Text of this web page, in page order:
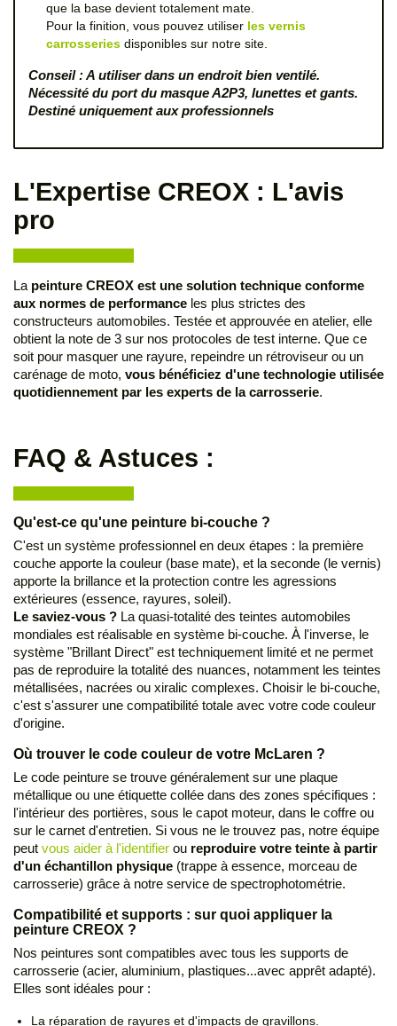
que la base devient totalement mate.
Pour la finition, vous pouvez utiliser les vernis
carrosseries disponibles sur notre site.
Conseil : A utiliser dans un endroit bien ventilé.
Nécessité du port du masque A2P3, lunettes et gants.
Destiné uniquement aux professionnels
L'Expertise CREOX : L'avis
pro
La peinture CREOX est une solution technique conforme
aux normes de performance les plus strictes des
constructeurs automobiles. Testée et approuvée en atelier, elle
obtient la note de 3 sur nos protocoles de test interne. Que ce
soit pour masquer une rayure, repeindre un rétroviseur ou un
carénage de moto, vous bénéficiez d'une technologie utilisée
quotidiennement par les experts de la carrosserie.
FAQ & Astuces :
Qu'est-ce qu'une peinture bi-couche ?
C'est un système professionnel en deux étapes : la première
couche apporte la couleur (base mate), et la seconde (le vernis)
apporte la brillance et la protection contre les agressions
extérieures (essence, rayures, soleil).
Le saviez-vous ? La quasi-totalité des teintes automobiles
mondiales est réalisable en système bi-couche. À l'inverse, le
système "Brillant Direct" est techniquement limité et ne permet
pas de reproduire la totalité des nuances, notamment les teintes
métallisées, nacrées ou xiralic complexes. Choisir le bi-couche,
c'est s'assurer une compatibilité totale avec votre code couleur
d'origine.
Où trouver le code couleur de votre McLaren ?
Le code peinture se trouve généralement sur une plaque
métallique ou une étiquette collée dans des zones spécifiques :
l'intérieur des portières, sous le capot moteur, dans le coffre ou
sur le carnet d'entretien. Si vous ne le trouvez pas, notre équipe
peut vous aider à l'identifier ou reproduire votre teinte à partir
d'un échantillon physique (trappe à essence, morceau de
carrosserie) grâce à notre service de spectrophotométrie.
Compatibilité et supports : sur quoi appliquer la
peinture CREOX ?
Nos peintures sont compatibles avec tous les supports de
carrosserie (acier, aluminium, plastiques...avec apprêt adapté).
Elles sont idéales pour :
La réparation de rayures et d'impacts de gravillons.